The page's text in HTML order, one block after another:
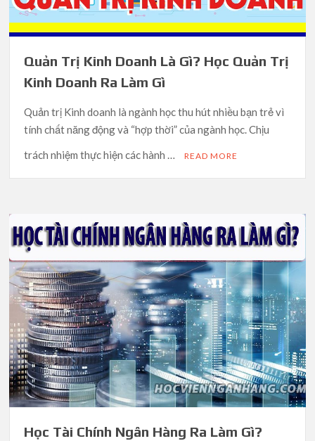
Quản Trị Kinh Doanh Là Gì? Học Quản Trị
Kinh Doanh Ra Làm Gì
Quản trị Kinh doanh là ngành học thu hút nhiều bạn trẻ vì
tính chất năng động và “hợp thời” của ngành học. Chịu
trách nhiệm thực hiện các hành …
READ MORE
Học Tài Chính Ngân Hàng Ra Làm Gì?